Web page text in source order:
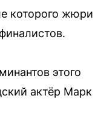
которого жюри
этого
актёр Марк